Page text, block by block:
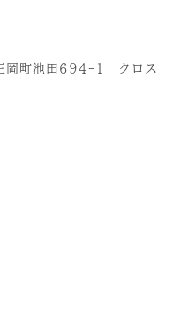
岡町池田694-1 クロス